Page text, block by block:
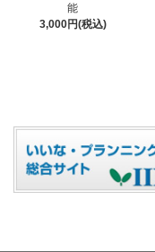
能
3,000円(税込)